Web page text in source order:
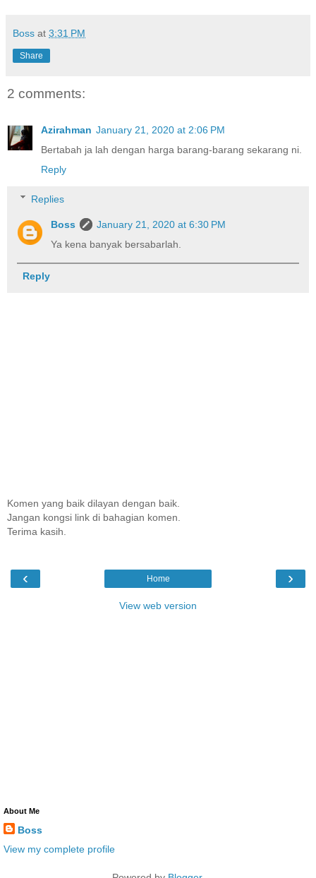
Boss at 3:31 PM
Share
2 comments:
Azirahman January 21, 2020 at 2:06 PM
Bertabah ja lah dengan harga barang-barang sekarang ni.
Reply
Replies
Boss
January 21, 2020 at 6:30 PM
Ya kena banyak bersabarlah.
Reply
Komen yang baik dilayan dengan baik.
Jangan kongsi link di bahagian komen.
Terima kasih.
‹ ›
Home
View web version
About Me
Boss
View my complete profile